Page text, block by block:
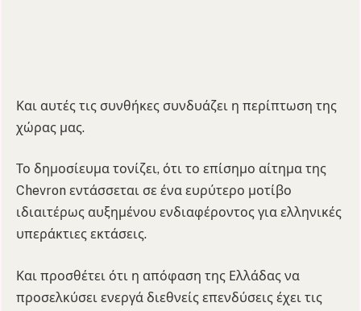
Και αυτές τις συνθήκες συνδυάζει η περίπτωση της
χώρας μας.
Το δημοσίευμα τονίζει, ότι το επίσημο αίτημα της
Chevron εντάσσεται σε ένα ευρύτερο μοτίβο
ιδιαιτέρως αυξημένου ενδιαφέροντος για ελληνικές
υπεράκτιες εκτάσεις.
Και προσθέτει ότι η απόφαση της Ελλάδας να
προσελκύσει ενεργά διεθνείς επενδύσεις έχει τις